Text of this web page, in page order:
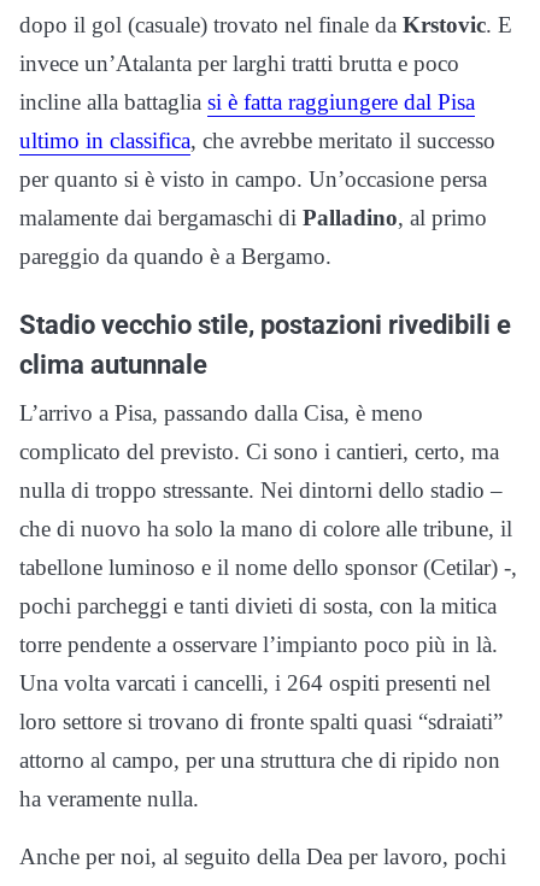
dopo il gol (casuale) trovato nel finale da Krstovic. E
invece un’Atalanta per larghi tratti brutta e poco
incline alla battaglia si è fatta raggiungere dal Pisa
ultimo in classifica, che avrebbe meritato il successo
per quanto si è visto in campo. Un’occasione persa
malamente dai bergamaschi di Palladino, al primo
pareggio da quando è a Bergamo.
Stadio vecchio stile, postazioni rivedibili e
clima autunnale
L’arrivo a Pisa, passando dalla Cisa, è meno
complicato del previsto. Ci sono i cantieri, certo, ma
nulla di troppo stressante. Nei dintorni dello stadio –
che di nuovo ha solo la mano di colore alle tribune, il
tabellone luminoso e il nome dello sponsor (Cetilar) -,
pochi parcheggi e tanti divieti di sosta, con la mitica
torre pendente a osservare l’impianto poco più in là.
Una volta varcati i cancelli, i 264 ospiti presenti nel
loro settore si trovano di fronte spalti quasi “sdraiati”
attorno al campo, per una struttura che di ripido non
ha veramente nulla.
Anche per noi, al seguito della Dea per lavoro, pochi